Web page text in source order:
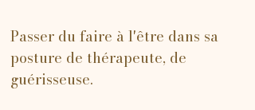
Passer du faire à l'être dans sa
posture de thérapeute, de
guérisseuse.